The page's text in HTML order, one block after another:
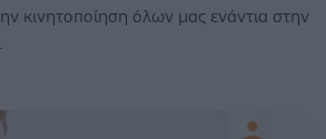
κινητοποίηση όλων μας ενάντια στην